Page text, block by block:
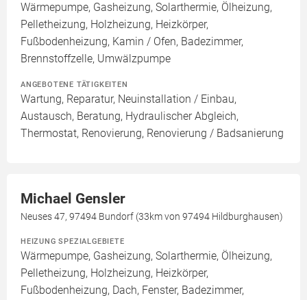
Wärmepumpe, Gasheizung, Solarthermie, Ölheizung,
Pelletheizung, Holzheizung, Heizkörper,
Fußbodenheizung, Kamin / Ofen, Badezimmer,
Brennstoffzelle, Umwälzpumpe
ANGEBOTENE TÄTIGKEITEN
Wartung, Reparatur, Neuinstallation / Einbau,
Austausch, Beratung, Hydraulischer Abgleich,
Thermostat, Renovierung, Renovierung / Badsanierung
Michael Gensler
Neuses 47, 97494 Bundorf (33km von 97494 Hildburghausen)
HEIZUNG SPEZIALGEBIETE
Wärmepumpe, Gasheizung, Solarthermie, Ölheizung,
Pelletheizung, Holzheizung, Heizkörper,
Fußbodenheizung, Dach, Fenster, Badezimmer,